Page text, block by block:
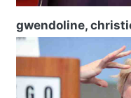
gwendoline,